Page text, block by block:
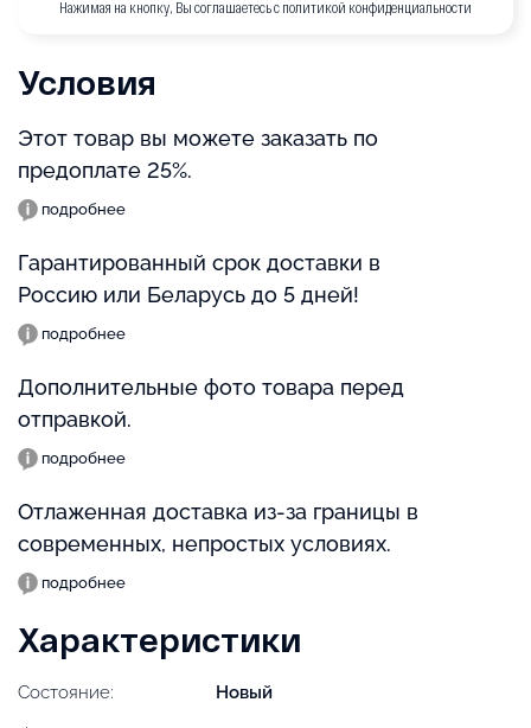
Нажимая на кнопку, Вы соглашаетесь с политикой конфиденциальности
Условия
Этот товар вы можете заказать по
предоплате 25%.
подробнее
Гарантированный срок доставки в
Россию или Беларусь до 5 дней!
подробнее
Дополнительные фото товара перед
отправкой.
подробнее
Отлаженная доставка из-за границы в
современных, непростых условиях.
подробнее
Характеристики
Состояние:
Новый